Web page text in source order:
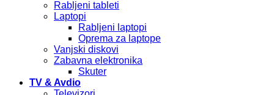
Rabljeni tableti
Laptopi
Rabljeni laptopi
Oprema za laptope
Vanjski diskovi
Zabavna elektronika
Skuter
TV & Avdio